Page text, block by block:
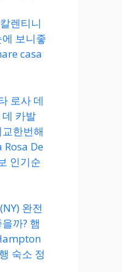
렌티니
보니좋
casa
로사 데
카발
한번해
Rosa De
인기순
완전
까? 햄
숙소 정